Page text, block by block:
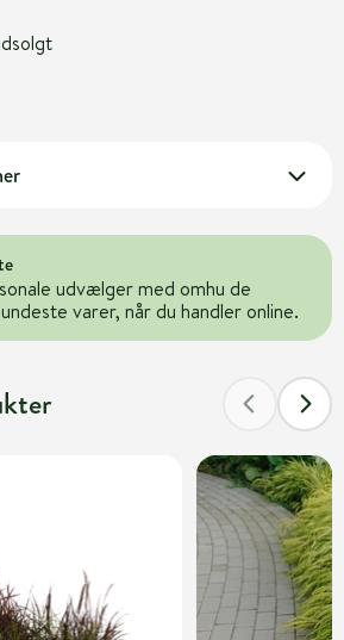
udvælger med omhu de
varer, når du handler online.